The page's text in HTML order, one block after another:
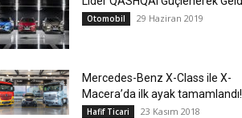
Otomobil 29 Haziran 2019
Mercedes-Benz X-Class ile X-
Macera’da ilk ayak tamamlandı!
Hafif Ticari 23 Kasım 2018